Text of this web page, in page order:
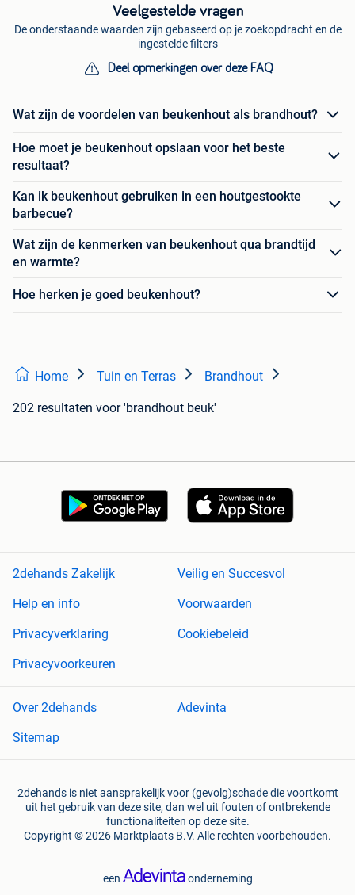
Veelgestelde vragen
De onderstaande waarden zijn gebaseerd op je zoekopdracht en de
ingestelde filters
Deel opmerkingen over deze FAQ
Wat zijn de voordelen van beukenhout als brandhout?
Hoe moet je beukenhout opslaan voor het beste
resultaat?
Kan ik beukenhout gebruiken in een houtgestookte
barbecue?
Wat zijn de kenmerken van beukenhout qua brandtijd
en warmte?
Hoe herken je goed beukenhout?
Home Tuin en Terras Brandhout
202 resultaten voor 'brandhout beuk'
2dehands Zakelijk
Veilig en Succesvol
Help en info
Voorwaarden
Privacyverklaring
Cookiebeleid
Privacyvoorkeuren
Over 2dehands
Adevinta
Sitemap
2dehands is niet aansprakelijk voor (gevolg)schade die voortkomt
uit het gebruik van deze site, dan wel uit fouten of ontbrekende
functionaliteiten op deze site.
Copyright © 2026 Marktplaats B.V. Alle rechten voorbehouden.
een onderneming